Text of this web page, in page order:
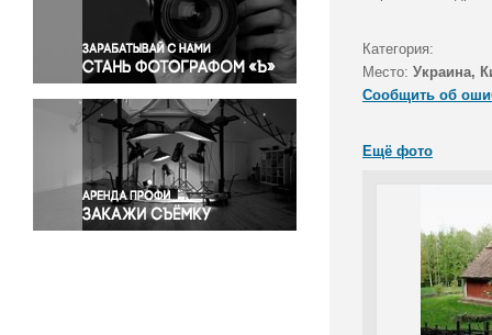
Правосудие
Происшествия и конфликты
Религия
Светская жизнь
Спорт
Экология
Экономика и бизнес
Категория:
Место: Украина,
Сообщить об
Ещё фото